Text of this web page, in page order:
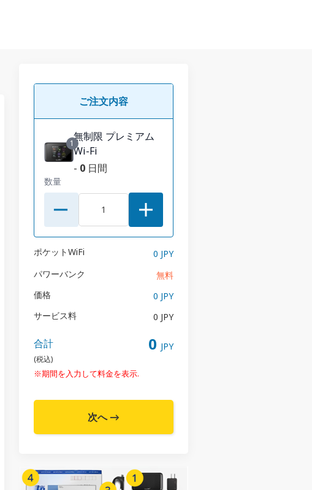
ご注文内容
1
無制限 プレミアム
Wi-Fi
- 0 日間
数量
ポケットWiFi
0 JPY
パワーバンク
無料
価格
0 JPY
サービス料
0 JPY
合計
(税込)
0 JPY
※期間を入力して料金を表示.
次へ →